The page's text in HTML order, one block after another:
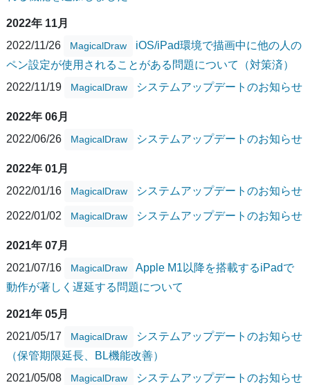
2022年 11月
2022/11/26
MagicalDraw
iOS/iPad環境で描画中に他の人の
ペン設定が使用されることがある問題について（対策済）
2022/11/19
MagicalDraw システムアップデートのお知らせ
2022年 06月
2022/06/26
MagicalDraw システムアップデートのお知らせ
2022年 01月
2022/01/16
MagicalDraw システムアップデートのお知らせ
2022/01/02 MagicalDraw システムアップデートのお知らせ
2021年 07月
2021/07/16
MagicalDraw
Apple M1以降を搭載するiPadで
動作が著しく遅延する問題について
2021年 05月
2021/05/17
MagicalDraw
システムアップデートのお知らせ
（保管期限延長、BL機能改善）
2021/05/08
MagicalDraw システムアップデートのお知らせ